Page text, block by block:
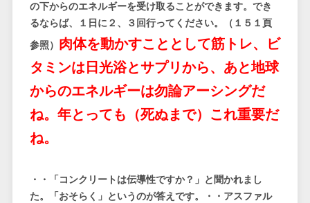
の下からのエネルギーを受け取ることができます。でき
るならば、１日に２、３回行ってください。（１５１頁
参照） 肉体を動かすこととして筋トレ、ビ
タミンは日光浴とサプリから、あと地球
からのエネルギーは勿論アーシングだ
ね。年とっても（死ぬまで） これ重要だ
ね。
・・「コンクリートは伝導性ですか？」と聞かれまし
た。「おそらく」というのが答えです。・・アスファル